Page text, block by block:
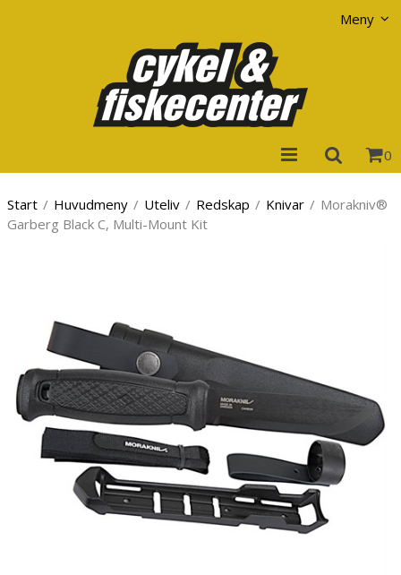
Meny
0
Start / Huvudmeny / Uteliv / Redskap / Knivar / Morakniv®
Garberg Black C, Multi-Mount Kit